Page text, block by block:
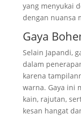
yang menyukai
dengan nuansa
Gaya
Selain Japandi,
dalam
karena
warna. Gaya ini
kain, rajutan,
kesan hangat